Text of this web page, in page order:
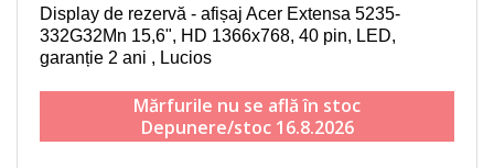
Display de rezervă - afișaj Acer Extensa 5235-
332G32Mn 15,6", HD 1366x768, 40 pin, LED,
garanție 2 ani , Lucios
Mărfurile nu se află în stoc
Depunere/stoc 16.8.2026